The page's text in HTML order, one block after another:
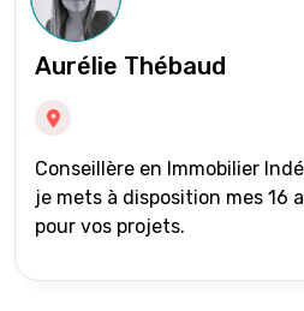
Aurélie Thébaud
Conseillère en Immobilier
je mets à disposition mes 16
pour vos projets.